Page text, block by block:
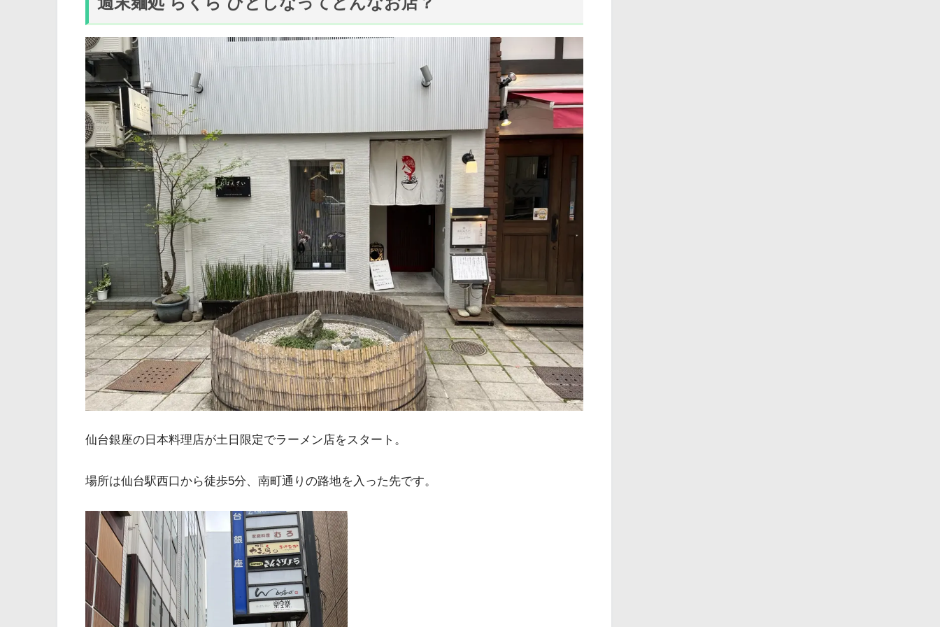
仙台銀座の日本料理店が土日限定でラーメン店をスタート。
場所は仙台駅西口から徒歩5分、南町通りの路地を入った先です。